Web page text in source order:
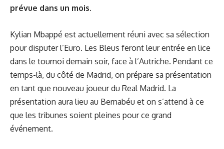
prévue dans un mois.
Kylian Mbappé est actuellement réuni avec sa sélection
pour disputer l’Euro. Les Bleus feront leur entrée en lice
dans le tournoi demain soir, face à l’Autriche. Pendant ce
temps-là, du côté de Madrid, on prépare sa présentation
en tant que nouveau joueur du Real Madrid. La
présentation aura lieu au Bernabéu et on s’attend à ce
que les tribunes soient pleines pour ce grand
événement.